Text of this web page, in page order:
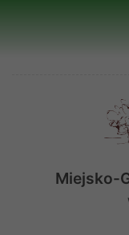
Miejsko-